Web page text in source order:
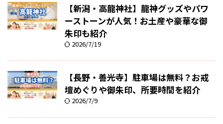
【新潟・高龍神社】龍神グッズやパワ
ーストーンが人気！お土産や豪華な御
朱印も紹介
2026/7/19
【長野・善光寺】駐車場は無料？お戒
壇めぐりや御朱印、所要時間を紹介
2026/7/9